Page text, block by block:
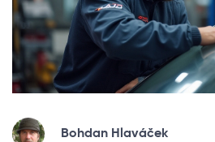
Bohdan Hlaváček